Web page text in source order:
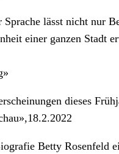
lässt nicht nur
einer ganzen Stadt
dieses
Betty Rosenfeld